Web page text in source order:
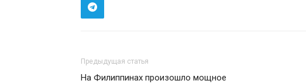
Предыдущая статья
На Филиппинах произошло мощное